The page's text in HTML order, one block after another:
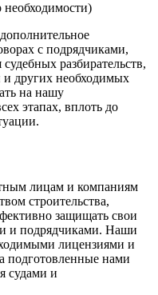
с подрядчиками,
разбирательств,
и других необходимых
на нашу
этапах, вплоть до
лицам и компаниям
строительства,
защищать свои
и подрядчиками. Наши
лицензиями и
нами
судами и